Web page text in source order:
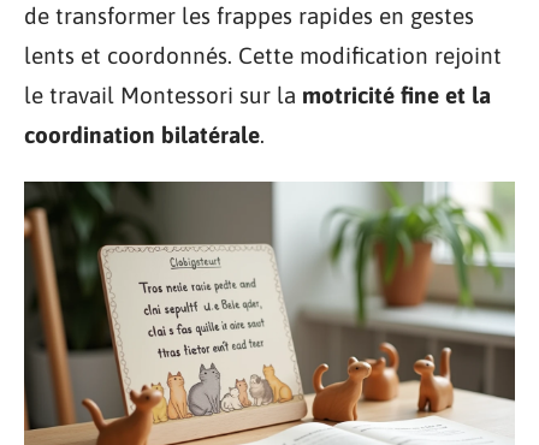
de transformer les frappes rapides en gestes
lents et coordonnés. Cette modification rejoint
le travail Montessori sur la motricité fine et la
coordination bilatérale.